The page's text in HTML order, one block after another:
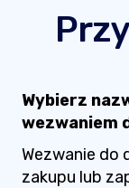
Wybierz
wezwaniem
Wezwanie do
zakupu lub